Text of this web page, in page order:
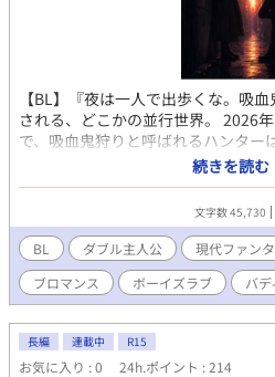
【BL】『夜は一人で出歩くな。吸
される、どこかの並行世界。 2026
で、吸血鬼狩りと呼ばれるハンター
た。 吸血鬼は陽の光に触れると死
異質な個体がそこにいた。 吸血行
さず生かしておく、奇妙な性質を
で良いかと聞きましたよ」 「どこ
さない吸血鬼と、吸血鬼を殺したい
が始まった。
十一話+番外編三話。 完結分まで予
前後を目安に執筆しております。
が、接吻・首からの吸血等の描写を
ください。
続きを読む
文字数 45,730
BL ダブル主人公 現代ファン
ブロマンス
ボーイズラブ バデ
長編 連載中 R15
お気に入り : 0 24h.ポイント : 214